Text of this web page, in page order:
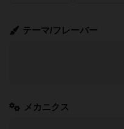
テーマ/フレーバー
メカニクス